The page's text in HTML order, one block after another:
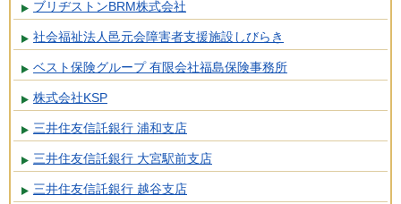
ブリヂストンBRM株式会社
社会福祉法人邑元会障害者支援施設しびらき
ベスト保険グループ 有限会社福島保険事務所
株式会社KSP
三井住友信託銀行 浦和支店
三井住友信託銀行 大宮駅前支店
三井住友信託銀行 越谷支店